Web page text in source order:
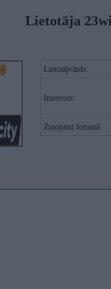
Lietotāja
Lietotājvārds:
Intereses:
Ziņojumi forumā: